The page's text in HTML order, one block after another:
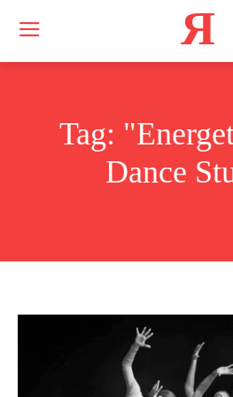
Я
Tag:
Dance